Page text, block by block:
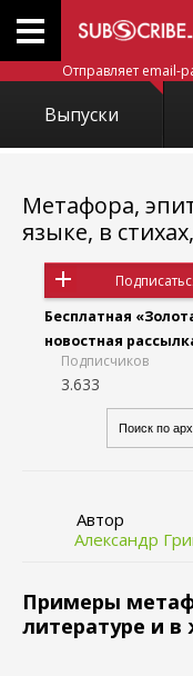
Отправляет email-
Выпуски
Метафора,
языке, в
Бесплатная
новостная
Подписчиков
3.633
Автор
Александр
Примеры
литературе и в